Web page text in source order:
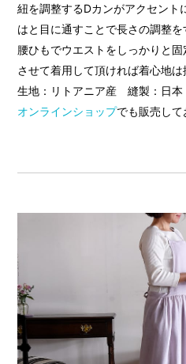
紐を調整するDカンがアクセント
はと目に通すことで長さの調整
腰ひもでウエストをしっかりと
させて着用して頂ければ着心地は
生地：リトアニア産 縫製：日
オンラインショップでも販売して